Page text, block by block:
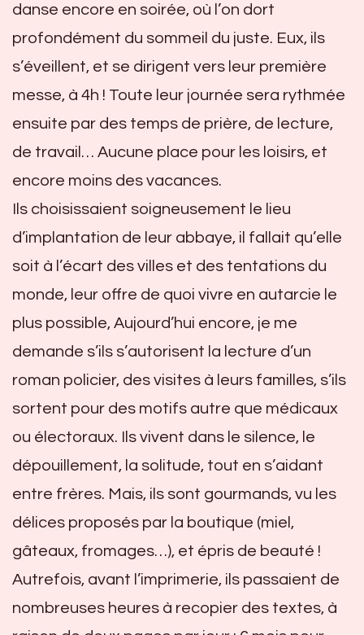
danse encore en soirée, où l’on dort
profondément du sommeil du juste. Eux, ils
s’éveillent, et se dirigent vers leur première
messe, à 4h ! Toute leur journée sera rythmée
ensuite par des temps de prière, de lecture,
de travail… Aucune place pour les loisirs, et
encore moins des vacances.
Ils choisissaient soigneusement le lieu
d’implantation de leur abbaye, il fallait qu’elle
soit à l’écart des villes et des tentations du
monde, leur offre de quoi vivre en autarcie le
plus possible, Aujourd’hui encore, je me
demande s’ils s’autorisent la lecture d’un
roman policier, des visites à leurs familles, s’ils
sortent pour des motifs autre que médicaux
ou électoraux. Ils vivent dans le silence, le
dépouillement, la solitude, tout en s’aidant
entre frères. Mais, ils sont gourmands, vu les
délices proposés par la boutique (miel,
gâteaux, fromages…), et épris de beauté !
Autrefois, avant l’imprimerie, ils passaient de
nombreuses heures à recopier des textes, à